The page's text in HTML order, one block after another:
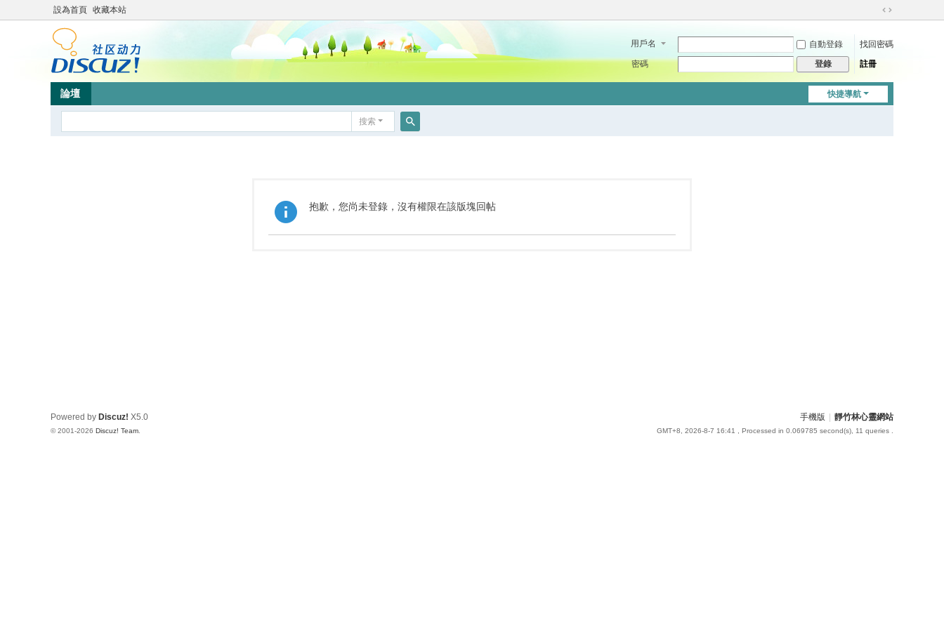
設為首頁 收藏本站
切
到
用戶名 自動登錄
找回密碼
密碼
登錄 註冊
快捷導航
論壇
搜索
抱歉，您尚未登錄，沒有權限在該版塊回帖
手機版 靜竹林心靈網站
GMT+8, 2026-8-7 16:41 , Processed in 0.069785 second(s), 11 queries .
Powered by Discuz! X5.0
© 2001-2026 Discuz! Team